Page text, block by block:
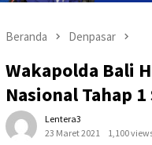
Beranda Denpasar
Wakapolda Bali
Nasional Tahap
Lentera3
23 Maret 2021
1,100